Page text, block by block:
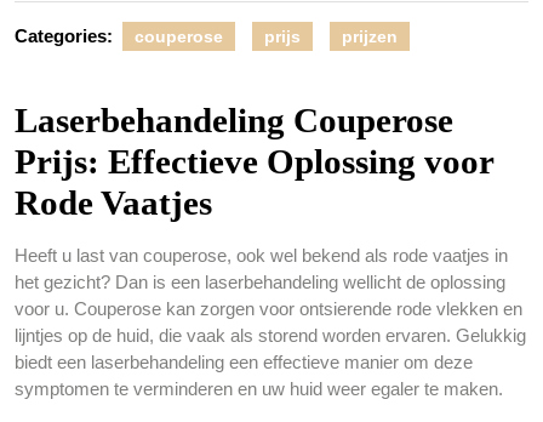
Categories: couperose prijs prijzen
Laserbehandeling Couperose
Prijs: Effectieve Oplossing voor
Rode Vaatjes
Heeft u last van couperose, ook wel bekend als rode vaatjes in
het gezicht? Dan is een laserbehandeling wellicht de oplossing
voor u. Couperose kan zorgen voor ontsierende rode vlekken en
lijntjes op de huid, die vaak als storend worden ervaren. Gelukkig
biedt een laserbehandeling een effectieve manier om deze
symptomen te verminderen en uw huid weer egaler te maken.